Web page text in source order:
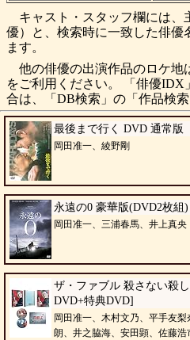
キャスト・スタッフ欄には、
優）と、検索時に一致した俳優
ます。
他の俳優の出演作品のロケ地
をご利用ください。 「俳優
合は、「DB検索」の「作品検索
最後まで行く DVD 通常版
岡田准一、綾野剛
永遠の0 豪華版(DVD2枚組
岡田准一、三浦春馬、井上真央
ザ・ファブル 殺さない殺
DVD+特典DVD]
岡田准一、木村文乃、平手友
朗、井之脇海、安田顕、佐藤浩